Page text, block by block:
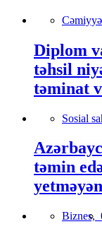
Diplom
təhsil
təminat
Sosial
təmin
Biznes,